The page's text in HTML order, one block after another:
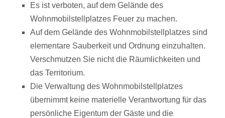
Es ist verboten, auf dem Gelände des
Wohnmobilstellplatzes Feuer zu machen.
Auf dem Gelände des Wohnmobilstellplatzes sind
elementare Sauberkeit und Ordnung einzuhalten.
Verschmutzen Sie nicht die Räumlichkeiten und
das Territorium.
Die Verwaltung des Wohnmobilstellplatzes
übernimmt keine materielle Verantwortung für das
persönliche Eigentum der Gäste und die